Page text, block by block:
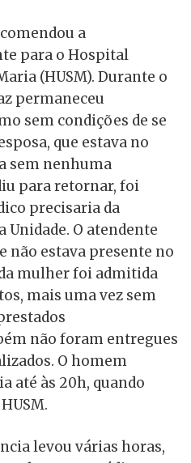
a
para o Hospital
(HUSM). Durante o
permaneceu
sem condições de se
que estava no
sem nenhuma
para retornar, foi
precisaria da
Unidade. O atendente
não estava presente no
mulher foi admitida
mais uma vez sem
não foram entregues
O homem
até às 20h, quando
levou várias horas,